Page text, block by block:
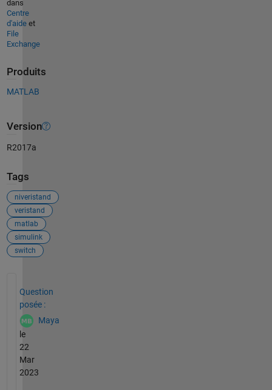
dans
Centre
d'aideet
File
Exchange
Produits
MATLAB
Version
R2017a
Tags
niveristand
veristand
matlab
simulink
switch
Question
posée :
Maya
le
22
Mar
2023